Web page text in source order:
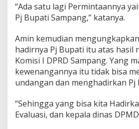
“Ada satu lagi Permintaannya
Pj Bupati Sampang,” katanya.
Amin kemudian
hadirnya Pj Bupati itu atas hasil
Komisi I DPRD Sampang. Yang
kewenangannya itu tidak bisa
undangan dan menghadirkan Pj
“Sehingga yang bisa kita
Evaluasi, dan kepala dinas